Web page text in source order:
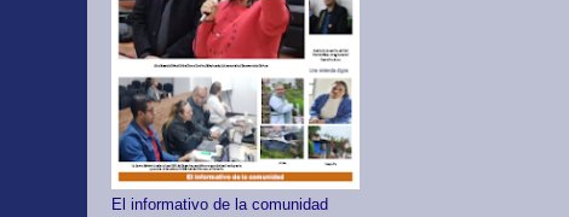
El informativo de la comunidad